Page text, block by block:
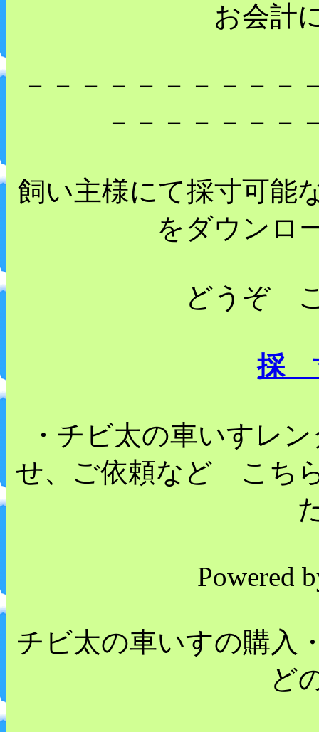
お会計
－－－－－－－－－－
－－－－－－－
飼い主様にて採寸可能
をダウン
どうぞ
採
・チビ太の車いすレ
せ、ご依頼など こち
Powered
チビ太の車いすの購入
ど